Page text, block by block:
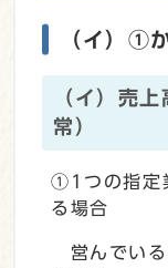
（イ）①
（イ）売
常）
①1つの指定
る場合
営んでいる